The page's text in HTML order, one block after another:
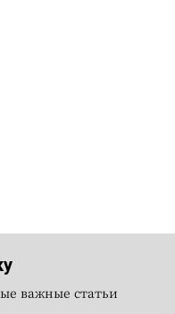
важные статьи